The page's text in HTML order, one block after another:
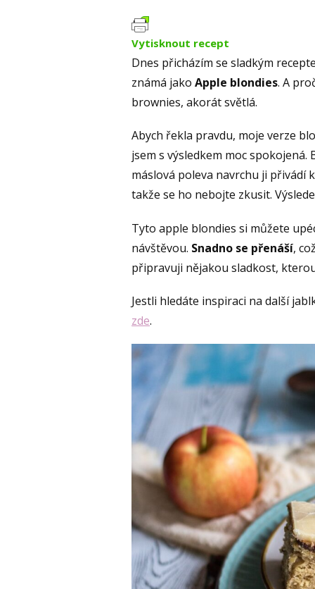
Vytisknout recept
Dnes přicházím se sladkým
známá jako Apple blondies. A
brownies, akorát světlá.
Abych řekla pravdu, moje verze
jsem s výsledkem moc spokojená.
máslová poleva navrchu ji přivádí
takže se ho nebojte zkusit.
Tyto apple blondies si můžete
návštěvou. Snadno se přenáší,
připravuji nějakou sladkost,
Jestli hledáte inspiraci na další
zde.